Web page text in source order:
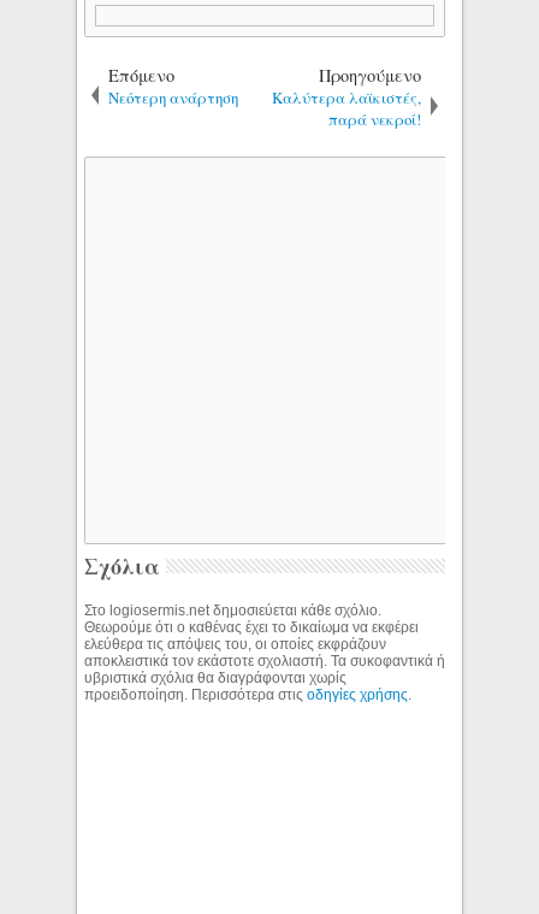
Επόμενο
Νεότερη ανάρτηση
Προηγούμενο
Καλύτερα λαϊκιστές,
παρά νεκροί!
Σχόλια
Στο logiosermis.net δημοσιεύεται κάθε σχόλιο.
Θεωρούμε ότι ο καθένας έχει το δικαίωμα να εκφέρει
ελεύθερα τις απόψεις του, οι οποίες εκφράζουν
αποκλειστικά τον εκάστοτε σχολιαστή. Τα συκοφαντικά ή
υβριστικά σχόλια θα διαγράφονται χωρίς
προειδοποίηση. Περισσότερα στιςοδηγίες χρήσης